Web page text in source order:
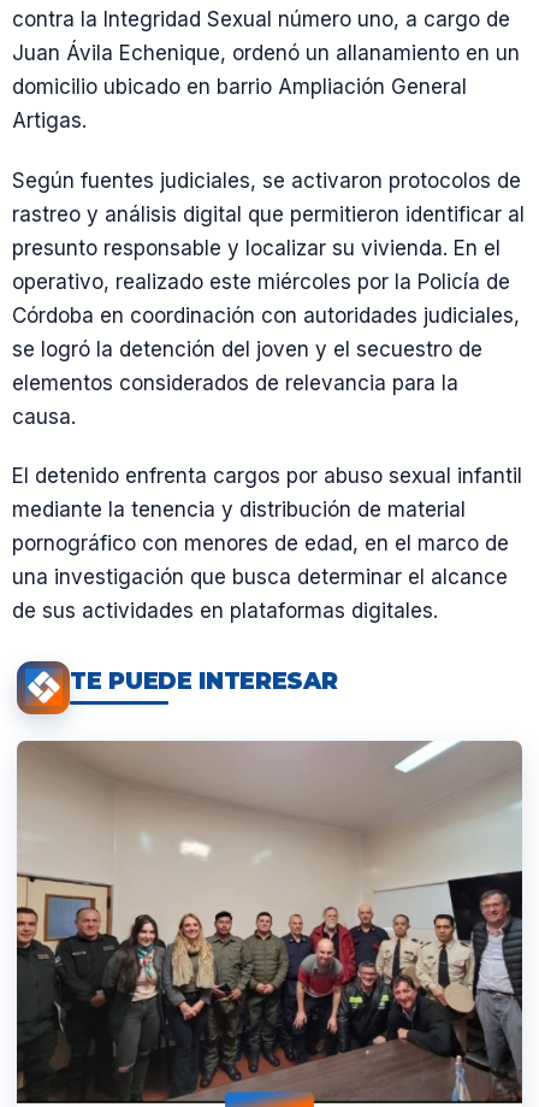
contra la Integridad Sexual número uno, a cargo de
Juan Ávila Echenique, ordenó un allanamiento en un
domicilio ubicado en barrio Ampliación General
Artigas.
Según fuentes judiciales, se activaron protocolos de
rastreo y análisis digital que permitieron identificar al
presunto responsable y localizar su vivienda. En el
operativo, realizado este miércoles por la Policía de
Córdoba en coordinación con autoridades judiciales,
se logró la detención del joven y el secuestro de
elementos considerados de relevancia para la
causa.
El detenido enfrenta cargos por abuso sexual infantil
mediante la tenencia y distribución de material
pornográfico con menores de edad, en el marco de
una investigación que busca determinar el alcance
de sus actividades en plataformas digitales.
TE PUEDE INTERESAR